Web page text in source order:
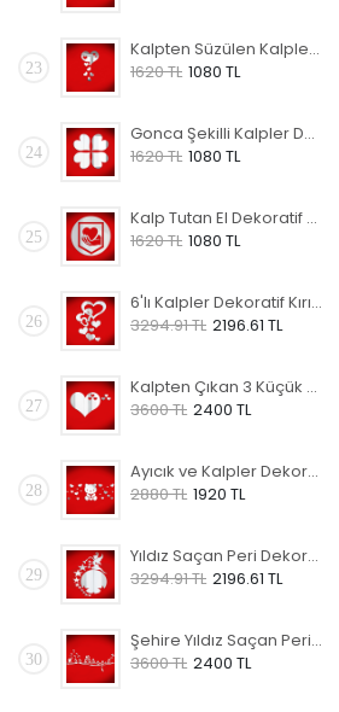
23
Kalpten Süzülen Kalpler Dekoratif Kırılmaz Ayna
1620 TL 1080 TL
24
Gonca Şekilli Kalpler Dekoratif Kırılmaz Ayna
1620 TL 1080 TL
25
Kalp Tutan El Dekoratif Kırılmaz Ayna
1620 TL 1080 TL
26
6'lı Kalpler Dekoratif Kırılmaz Ayna
3294.91 TL 2196.61 TL
27
Kalpten Çıkan 3 Küçük Kalp Dekoratif Kırılmaz Ayna
3600 TL 2400 TL
28
Ayıcık ve Kalpler Dekoratif Kırılmaz Ayna
2880 TL 1920 TL
29
Yıldız Saçan Peri Dekoratif Kırılmaz Ayna
3294.91 TL 2196.61 TL
30
Şehire Yıldız Saçan Peri Dekoratif Kırılmaz Ayna
3600 TL 2400 TL